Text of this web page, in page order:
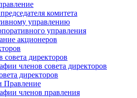
комитета
управлению
управления
акционеров
совета директоров
членов совета директоров
директоров
Правление
членов правления